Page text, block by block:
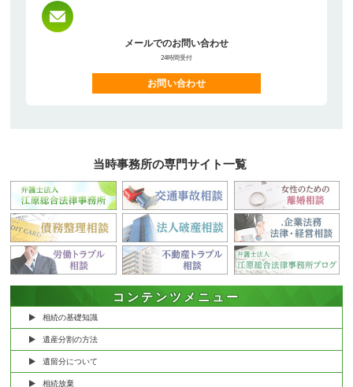
メールでのお問い合わせ
24時間受付
お問い合わせ
当時事務所の専門サイト一覧
コンテンツメニュー
相続の基礎知識
遺産分割の方法
遺留分について
相続放棄